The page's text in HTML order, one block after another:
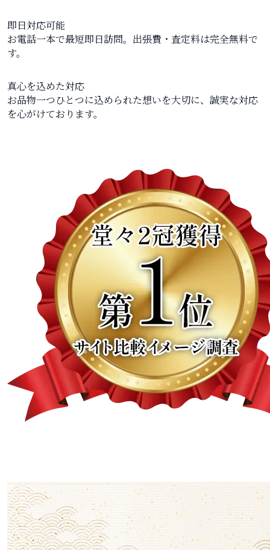
即日対応可能
お電話一本で最短即日訪問。出張費・査定料は完全無料で
す。
真心を込めた対応
お品物一つひとつに込められた想いを大切に、誠実な対応
を心がけております。